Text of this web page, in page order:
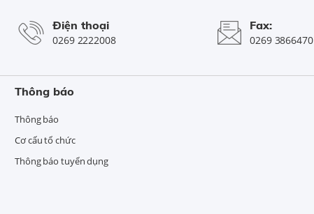
Điện thoại
0269 2222008
Fax:
0269 3866470
Thông báo
Thông báo
Cơ cấu tổ chức
Thông báo tuyển dụng